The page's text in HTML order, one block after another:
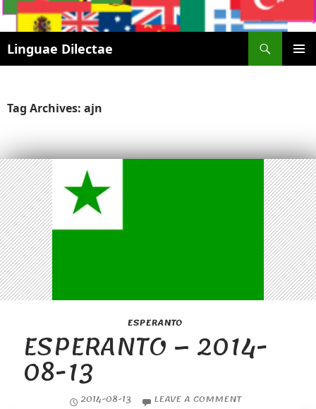
Linguae Dilectae
SKIP
Tag Archives: ajn
ESPERANTO
ESPERANTO – 2014-
08-13
2014-08-13 LEAVE A COMMENT